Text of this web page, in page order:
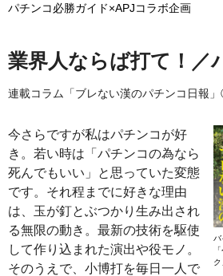
パチンコ必勝ガイド×APJコラボ企画
業界人ならば打て！／
連載コラム「ブレない漢のパチンコ日報
今さらですが私はパチンコが好
き。若い時は「パチンコの為なら
死んでもいい」と思っていた変態
です。それ程までに好きな理由
は、玉が釘とぶつかり生み出され
る無限の動き。最新の技術を駆使
して作り込まれた演出や役モノ。
そのうえで、小博打を毎日一人で